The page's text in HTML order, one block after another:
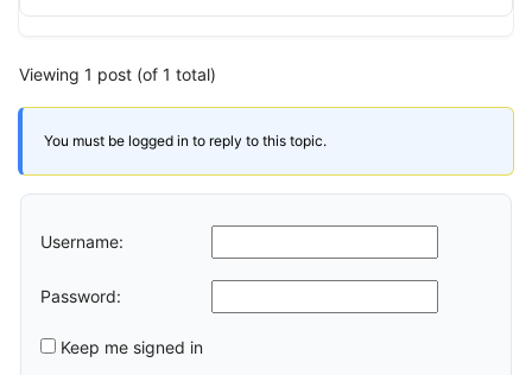
Viewing 1 post (of 1 total)
You must be logged in to reply to this topic.
Username:
Password:
Keep me signed in